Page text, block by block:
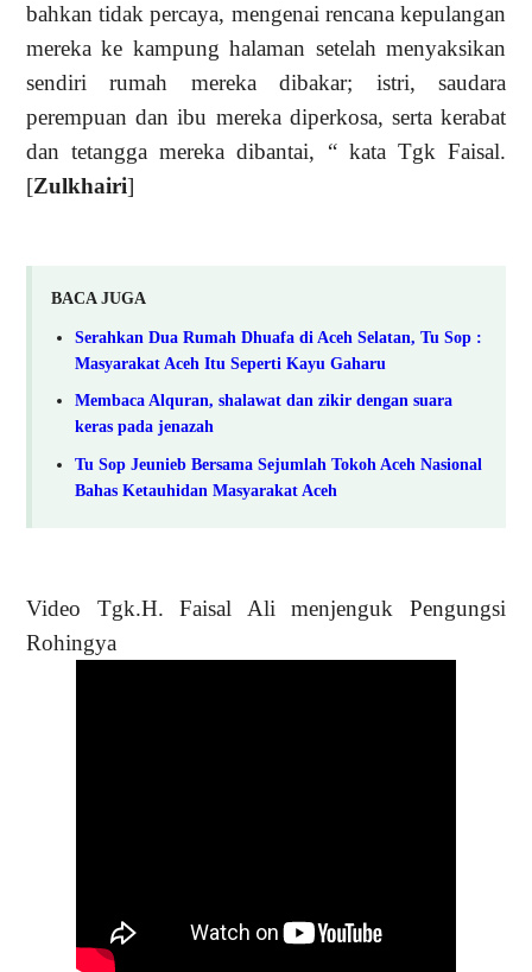
bahkan tidak percaya, mengenai rencana kepulangan
mereka ke kampung halaman setelah menyaksikan
sendiri rumah mereka dibakar; istri, saudara
perempuan dan ibu mereka diperkosa, serta kerabat
dan tetangga mereka dibantai, “ kata Tgk Faisal.
[Zulkhairi]
BACA JUGA
Serahkan Dua Rumah Dhuafa di Aceh Selatan, Tu Sop :
Masyarakat Aceh Itu Seperti Kayu Gaharu
Membaca Alquran, shalawat dan zikir dengan suara
keras pada jenazah
Tu Sop Jeunieb Bersama Sejumlah Tokoh Aceh Nasional
Bahas Ketauhidan Masyarakat Aceh
Video Tgk.H. Faisal Ali menjenguk Pengungsi
Rohingya